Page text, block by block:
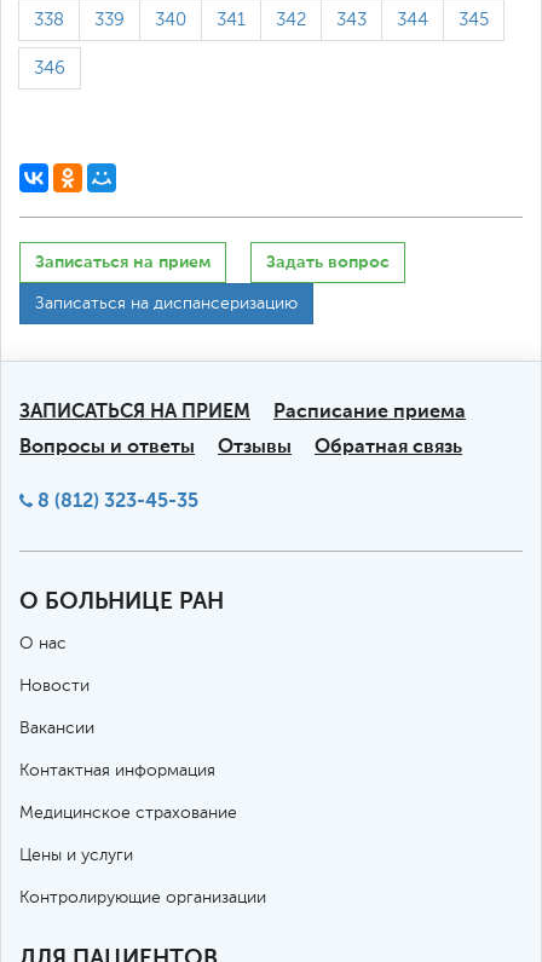
338 339 340 341 342 343 344 345
346
Записаться на прием Задать вопрос
Записаться на диспансеризацию
ЗАПИСАТЬСЯ НА ПРИЕМ
Расписание приема
Вопросы и ответы
Отзывы Обратная связь
8 (812) 323-45-35
О БОЛЬНИЦЕ РАН
О нас
Новости
Вакансии
Контактная информация
Медицинское страхование
Цены и услуги
Контролирующие организации